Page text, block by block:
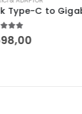
₺1.455,00